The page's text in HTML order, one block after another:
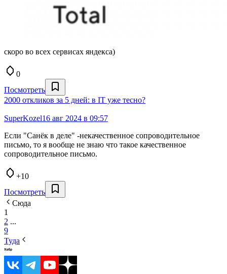
скоро во всех сервисах яндекса)
0
Посмотреть
2000 откликов за 5 дней: в IT уже тесно?
SuperKozel16 авг 2024 в 09:57
Если "Санёк в деле" -некачественное сопроводительное
письмо, то я вообще не знаю что такое качественное
сопроводительное письмо.
+10
Посмотреть
Сюда
1
2 ...
9
Туда